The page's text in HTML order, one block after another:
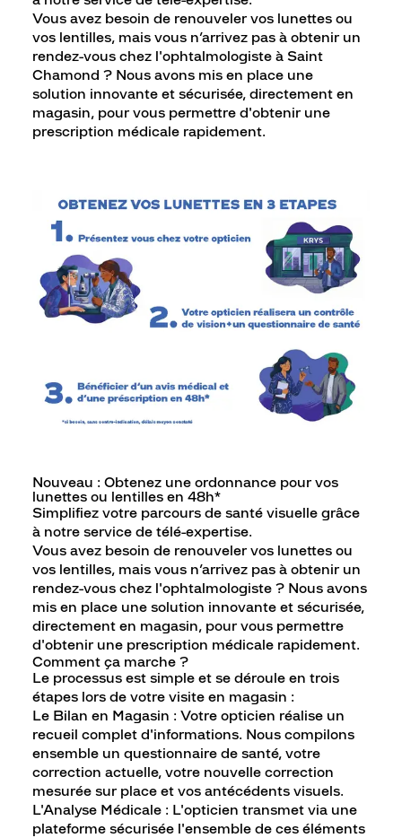
Vous avez besoin de renouveler vos lunettes ou
vos lentilles, mais vous n’arrivez pas à obtenir un
rendez-vous chez l'ophtalmologiste à Saint
Chamond ? Nous avons mis en place une
solution innovante et sécurisée, directement en
magasin, pour vous permettre d'obtenir une
prescription médicale rapidement.
Nouveau : Obtenez une ordonnance pour vos
lunettes ou lentilles en 48h*
Simplifiez votre parcours de santé visuelle grâce
à notre service de télé-expertise.
Vous avez besoin de renouveler vos lunettes ou
vos lentilles, mais vous n’arrivez pas à obtenir un
rendez-vous chez l'ophtalmologiste ? Nous avons
mis en place une solution innovante et sécurisée,
directement en magasin, pour vous permettre
d'obtenir une prescription médicale rapidement.
Comment ça marche ?
Le processus est simple et se déroule en trois
étapes lors de votre visite en magasin :
Le Bilan en Magasin : Votre opticien réalise un
recueil complet d'informations. Nous compilons
ensemble un questionnaire de santé, votre
correction actuelle, votre nouvelle correction
mesurée sur place et vos antécédents visuels.
L'Analyse Médicale : L'opticien transmet via une
plateforme sécurisée l'ensemble de ces éléments